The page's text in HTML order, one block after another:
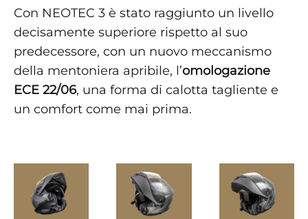
Con NEOTEC 3 è stato raggiunto un livello
decisamente superiore rispetto al suo
predecessore, con un nuovo meccanismo
della mentoniera apribile, l’omologazione
ECE 22/06, una forma di calotta tagliente e
un comfort come mai prima.